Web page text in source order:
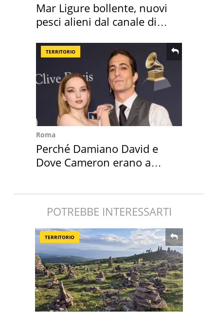
Mar Ligure bollente, nuovi
pesci alieni dal canale di
TERRITORIO
Roma
Perché Damiano David e
Dove Cameron erano a
POTREBBE INTERESSARTI
TERRITORIO